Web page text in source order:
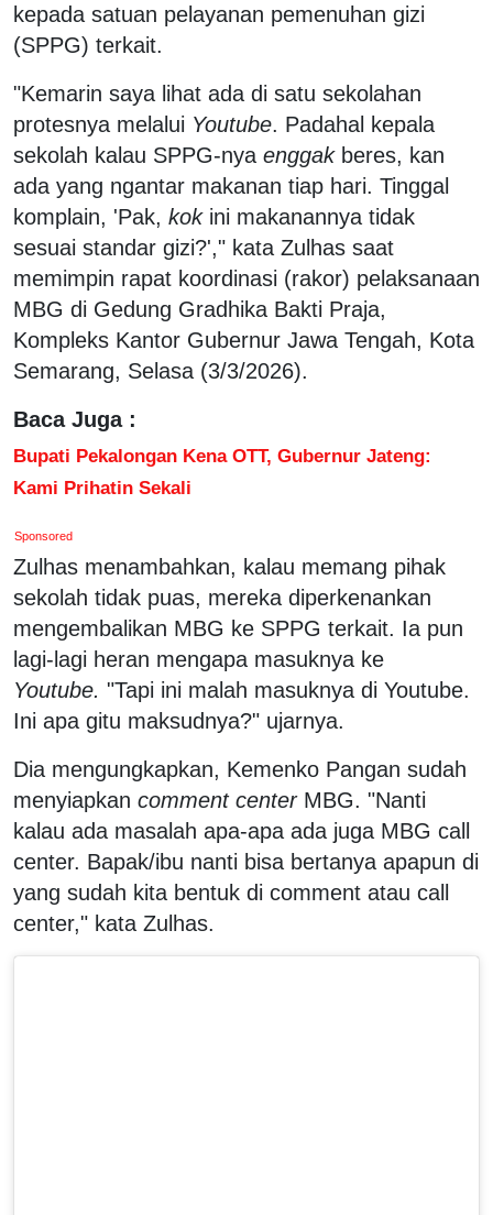
kepada satuan pelayanan pemenuhan gizi
(SPPG) terkait.
"Kemarin saya lihat ada di satu sekolahan
protesnya melalui Youtube. Padahal kepala
sekolah kalau SPPG-nya enggakberes, kan
ada yang ngantar makanan tiap hari. Tinggal
komplain, 'Pak, kokini makanannya tidak
sesuai standar gizi?'," kata Zulhas saat
memimpin rapat koordinasi (rakor) pelaksanaan
MBG di Gedung Gradhika Bakti Praja,
Kompleks Kantor Gubernur Jawa Tengah, Kota
Semarang, Selasa (3/3/2026).
Baca Juga :
Bupati Pekalongan Kena OTT, Gubernur Jateng:
Kami Prihatin Sekali
Sponsored
Zulhas menambahkan, kalau memang pihak
sekolah tidak puas, mereka diperkenankan
mengembalikan MBG ke SPPG terkait. Ia pun
lagi-lagi heran mengapa masuknya ke
Youtube. "Tapi ini malah masuknya di Youtube.
Ini apa gitu maksudnya?" ujarnya.
Dia mengungkapkan, Kemenko Pangan sudah
menyiapkan comment centerMBG. "Nanti
kalau ada masalah apa-apa ada juga MBG call
center. Bapak/ibu nanti bisa bertanya apapun di
yang sudah kita bentuk di comment atau call
center," kata Zulhas.